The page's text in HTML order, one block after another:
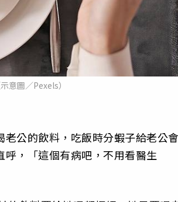
意圖／Pexels）
公的飲料，吃飯時分蝦子給老公
，「這個有病吧，不用看醫生